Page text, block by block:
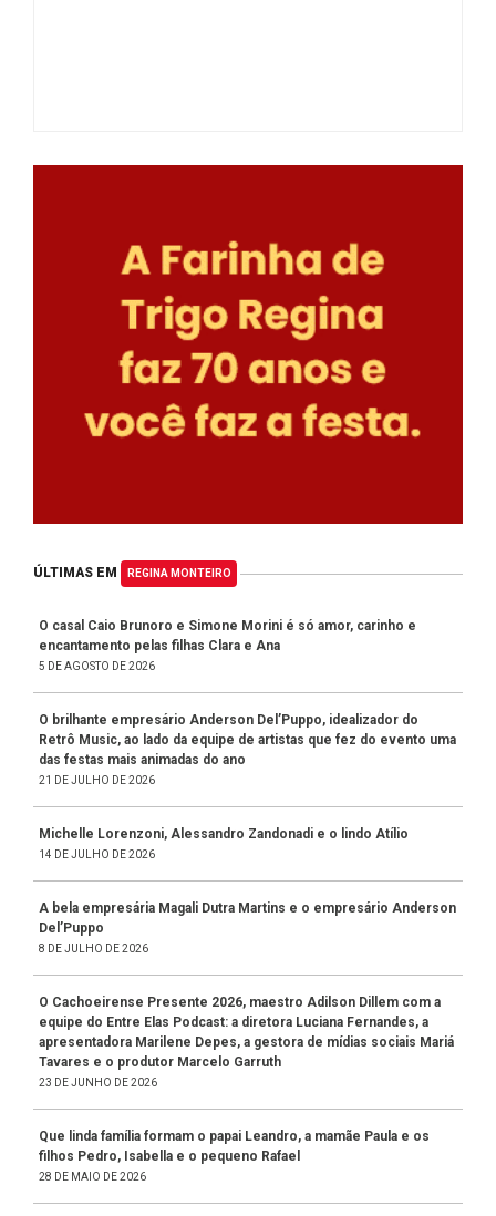
ÚLTIMAS EM REGINA MONTEIRO
O casal Caio Brunoro e Simone Morini é só amor, carinho e
encantamento pelas filhas Clara e Ana
5 DE AGOSTO DE 2026
O brilhante empresário Anderson Del’Puppo, idealizador do
Retrô Music, ao lado da equipe de artistas que fez do evento uma
das festas mais animadas do ano
21 DE JULHO DE 2026
Michelle Lorenzoni, Alessandro Zandonadi e o lindo Atílio
14 DE JULHO DE 2026
A bela empresária Magali Dutra Martins e o empresário Anderson
Del’Puppo
8 DE JULHO DE 2026
O Cachoeirense Presente 2026, maestro Adilson Dillem com a
equipe do Entre Elas Podcast: a diretora Luciana Fernandes, a
apresentadora Marilene Depes, a gestora de mídias sociais Mariá
Tavares e o produtor Marcelo Garruth
23 DE JUNHO DE 2026
Que linda família formam o papai Leandro, a mamãe Paula e os
filhos Pedro, Isabella e o pequeno Rafael
28 DE MAIO DE 2026